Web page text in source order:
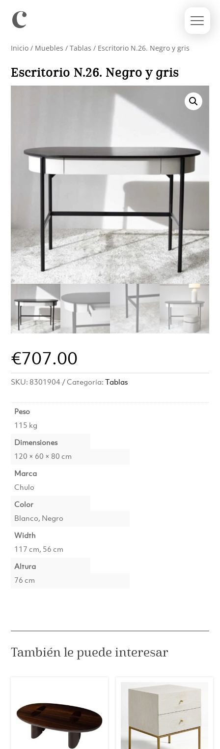
Inicio / Muebles /Tablas / Escritorio N.26. Negro y gris
Escritorio N.26. Negro y gris
€707.00
SKU: 8301904 Categoría:Tablas
Peso
115 kg
Dimensiones
120 × 60 × 80 cm
Marca
Chulo
Color
Blanco, Negro
Width
117 cm, 56 cm
Altura
76 cm
También le puede interesar